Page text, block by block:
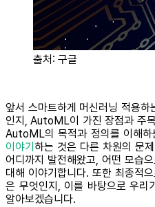
출처: 구글
앞서 스마트하게 머신러닝 적용
인지, AutoML이 가진 장점과 주
AutoML의 목적과 정의를 이해
이야기 하는 것은 다른 차원의 문
어디까지 발전해왔고, 어떤 모습
대해 이야기합니다. 또한 최종적
은 무엇인지, 이를 바탕으로 우리
알아보겠습니다.